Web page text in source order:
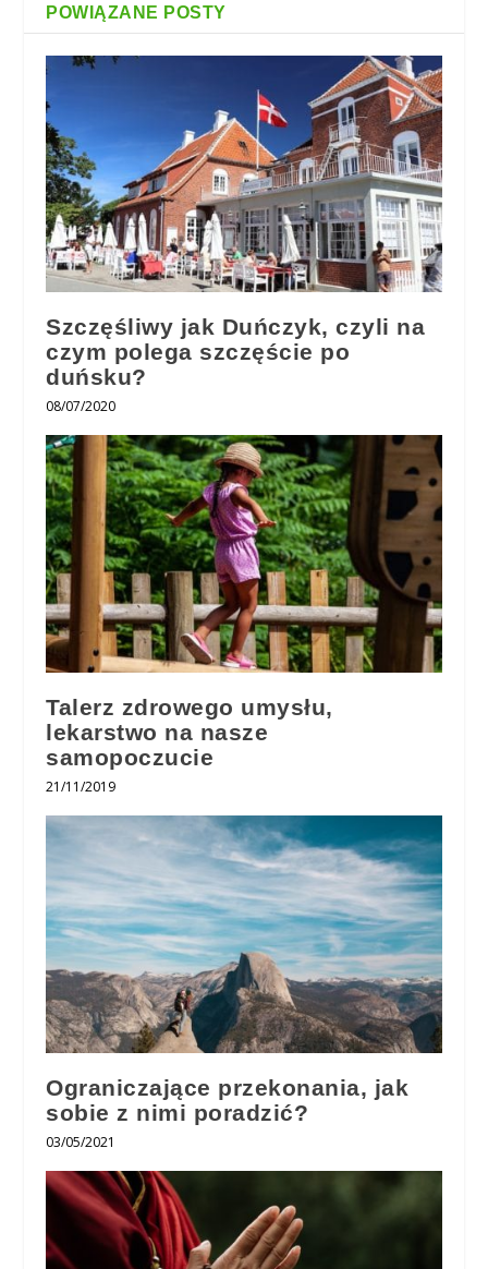
POWIĄZANE POSTY
Szczęśliwy jak Duńczyk, czyli na
czym polega szczęście po
duńsku?
08/07/2020
Talerz zdrowego umysłu,
lekarstwo na nasze
samopoczucie
21/11/2019
Ograniczające przekonania, jak
sobie z nimi poradzić?
03/05/2021